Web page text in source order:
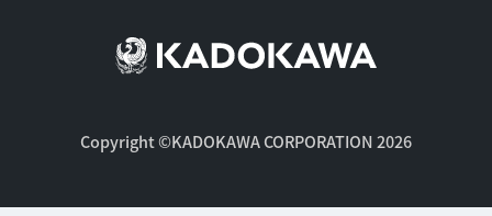
Copyright ©KADOKAWA CORPORATION 2026